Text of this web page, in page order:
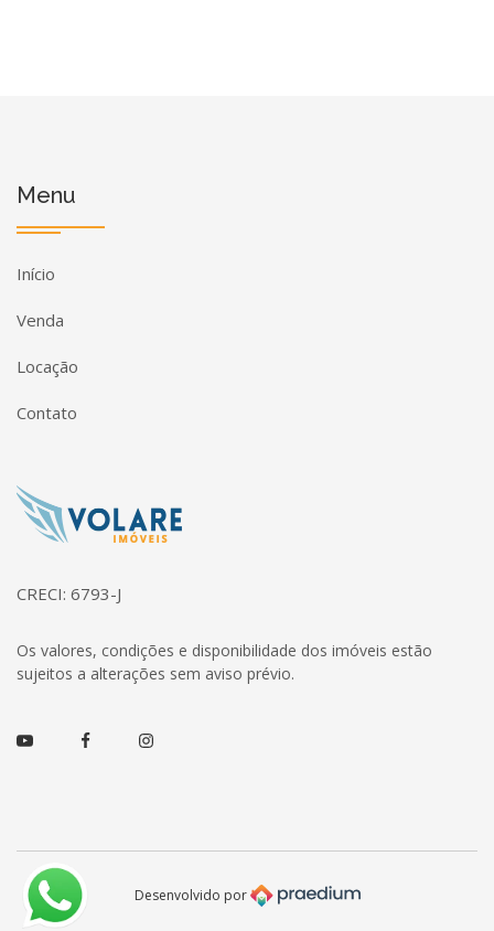
Menu
Início
Venda
Locação
Contato
Página inicial
CRECI: 6793-J
Os valores, condições e disponibilidade dos imóveis estão
sujeitos a alterações sem aviso prévio.
Youtube FacebookInstagram
Desenvolvido por